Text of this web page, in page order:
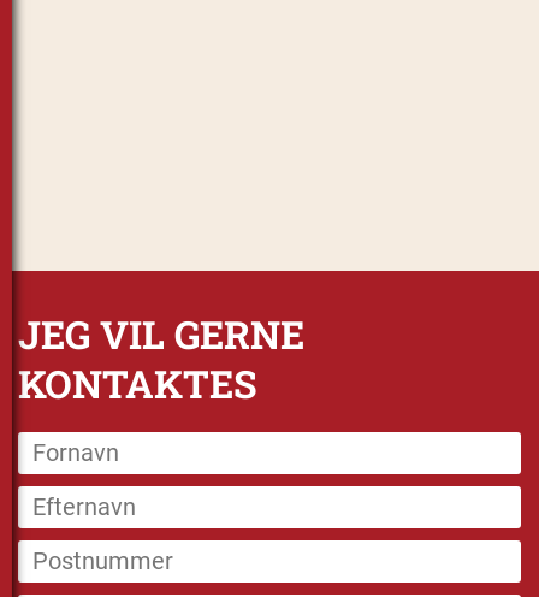
JEG VIL GERNE
KONTAKTES